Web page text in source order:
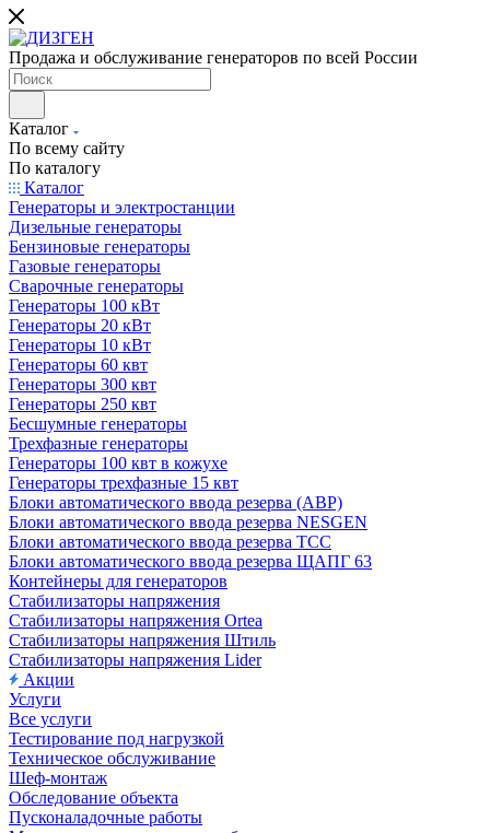
Продажа и обслуживание генераторов по всей России
Каталог
По всему сайту
По каталогу
Каталог
Генераторы и электростанции
Дизельные генераторы
Бензиновые генераторы
Газовые генераторы
Сварочные генераторы
Генераторы 100 кВт
Генераторы 20 кВт
Генераторы 10 кВт
Генераторы 60 квт
Генераторы 300 квт
Генераторы 250 квт
Бесшумные генераторы
Трехфазные генераторы
Генераторы 100 квт в кожухе
Генераторы трехфазные 15 квт
Блоки автоматического ввода резерва (АВР)
Блоки автоматического ввода резерва NESGEN
Блоки автоматического ввода резерва ТСС
Блоки автоматического ввода резерва ЩАПГ 63
Контейнеры для генераторов
Стабилизаторы напряжения
Стабилизаторы напряжения Ortea
Стабилизаторы напряжения Штиль
Стабилизаторы напряжения Lider
Акции
Услуги
Все услуги
Тестирование под нагрузкой
Техническое обслуживание
Шеф-монтаж
Обследование объекта
Пусконаладочные работы